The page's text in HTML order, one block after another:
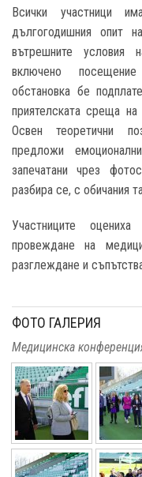
Всички участници
дългогодишния опит
вътрешните условия
включено
обстановка бе
приятелската среща
Освен теоретични
предложи
запечатани чрез
разбира се, с обичания
Участниците
провеждане на
разглеждане и
ФОТО ГАЛЕРИЯ
Медицинска